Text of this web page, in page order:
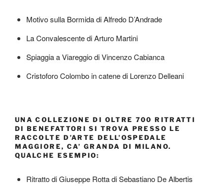
Motivo sulla Bormida di Alfredo D’Andrade
La Convalescente di Arturo Martini
Spiaggia a Viareggio di Vincenzo Cabianca
Cristoforo Colombo in catene di Lorenzo Delleani
UNA COLLEZIONE DI OLTRE 700 RITRATTI
DI BENEFATTORI SI TROVA PRESSO LE
RACCOLTE D’ARTE DELL’OSPEDALE
MAGGIORE, CA’ GRANDA DI MILANO.
QUALCHE ESEMPIO:
Ritratto di Giuseppe Rotta di Sebastiano De Albertis